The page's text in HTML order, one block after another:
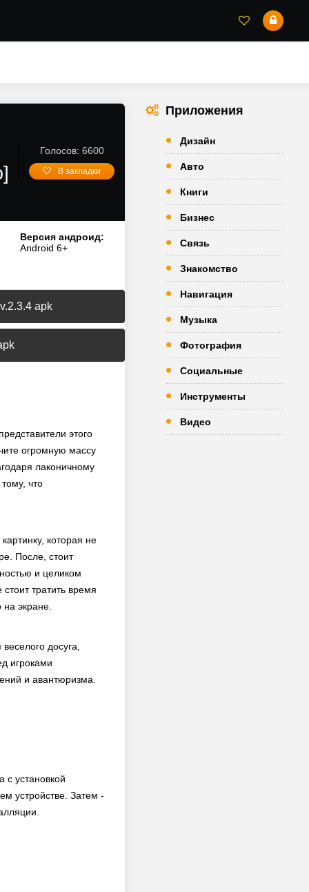
Голосов: 6600
В закладки
Версия андроид:
Android 6+
apk
этого
огромную массу
лаконичному
что
которая не
После, стоит
и целиком
тратить время
экране.
досуга,
игроками
и авантюризма.
с установкой
устройстве. Затем -
Приложения
Дизайн
Авто
Книги
Бизнес
Связь
Знакомство
Навигация
Музыка
Фотография
Социальные
Инструменты
Видео